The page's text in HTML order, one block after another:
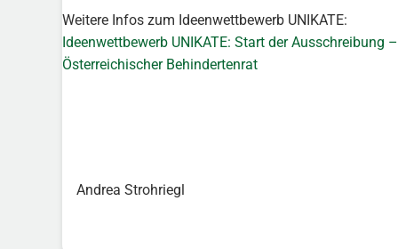
Weitere Infos zum Ideenwettbewerb UNIKATE:
Ideenwettbewerb UNIKATE: Start der Ausschreibung –
Österreichischer Behindertenrat
Andrea Strohriegl